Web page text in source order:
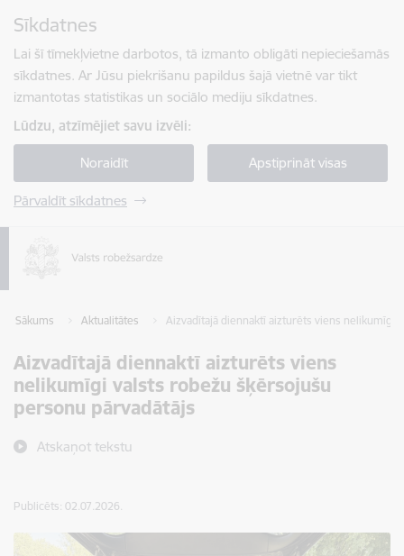
Sīkdatnes
Lai šī tīmekļvietne darbotos, tā izmanto obligāti nepieciešamās
sīkdatnes. Ar Jūsu piekrišanu papildus šajā vietnē var tikt
izmantotas statistikas un sociālo mediju sīkdatnes.
Lūdzu, atzīmējiet savu izvēli:
Noraidīt Apstiprināt visas
Pārvaldīt sīkdatnes
Sākums Aktualitātes Aizvadītajā diennaktī aizturēts viens nelikumīgi
Aizvadītajā diennaktī aizturēts viens
nelikumīgi valsts robežu šķērsojušu
personu pārvadātājs
Atskaņot tekstu
Publicēts: 02.07.2026.